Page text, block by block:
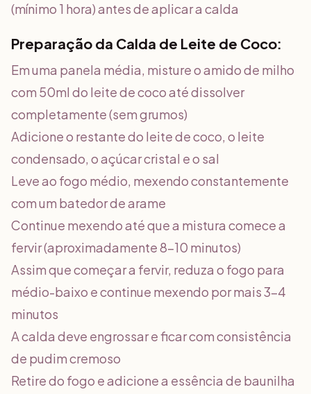
(mínimo 1 hora) antes de aplicar a calda
Preparação da Calda de Leite de Coco:
Em uma panela média, misture o amido de milho
com 50ml do leite de coco até dissolver
completamente (sem grumos)
Adicione o restante do leite de coco, o leite
condensado, o açúcar cristal e o sal
Leve ao fogo médio, mexendo constantemente
com um batedor de arame
Continue mexendo até que a mistura comece a
fervir (aproximadamente 8-10 minutos)
Assim que começar a fervir, reduza o fogo para
médio-baixo e continue mexendo por mais 3-4
minutos
A calda deve engrossar e ficar com consistência
de pudim cremoso
Retire do fogo e adicione a essência de baunilha